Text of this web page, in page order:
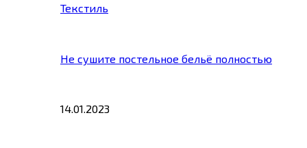
Текстиль
Не сушите постельное бельё полностью
14.01.2023